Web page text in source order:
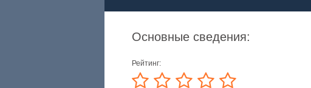
Основные сведения:
Рейтинг: